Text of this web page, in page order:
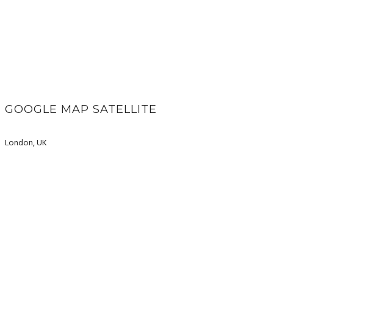
GOOGLE MAP SATELLITE
London, UK